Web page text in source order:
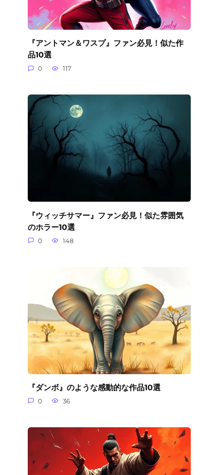
『アントマン＆ワスプ』ファン必見！似た作
品10選
0 117
『ウィッチサマー』ファン必見！似た雰囲気
のホラー10選
0 148
『ダンボ』のような感動的な作品10選
0 36